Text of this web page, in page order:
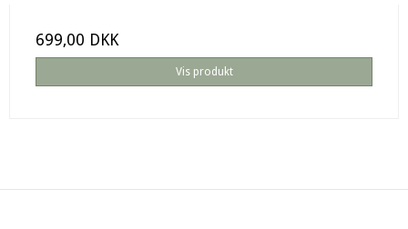
699,00 DKK
Vis produkt